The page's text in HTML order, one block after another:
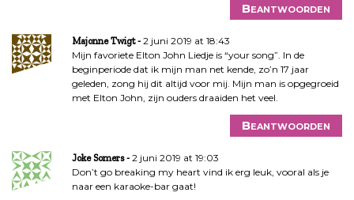
Beantwoorden
Majonne Twigt
2 juni 2019 at 18:43
Mijn favoriete Elton John Liedje is “your song”. In de
beginperiode dat ik mijn man net kende, zo’n 17 jaar
geleden, zong hij dit altijd voor mij. Mijn man is opgegroeid
met Elton John, zijn ouders draaiden het veel.
Beantwoorden
Joke Somers
2 juni 2019 at 19:03
Don’t go breaking my heart vind ik erg leuk, vooral als je
naar een karaoke-bar gaat!